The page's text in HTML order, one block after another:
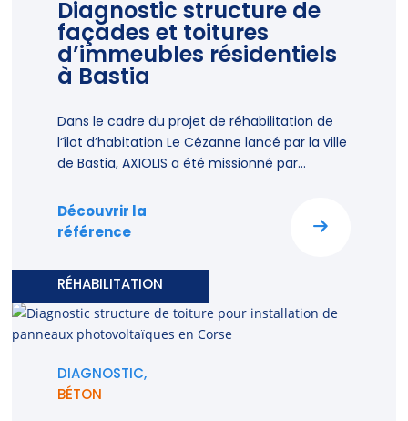
Diagnostic structure de
façades et toitures
d’immeubles résidentiels
à Bastia
Dans le cadre du projet de réhabilitation de
l‘îlot d’habitation Le Cézanne lancé par la ville
de Bastia, AXIOLIS a été missionné par...
Découvrir la
référence
RÉHABILITATION
DIAGNOSTIC,
BÉTON